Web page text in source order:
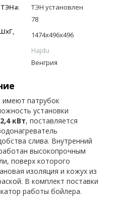
:
ТЭН установлен
78
1474x496x496
Hajdu
Венгрия
имеют патрубок
установки
2,4 кВт, поставляется
слива. Внутренний
высокопрочным
поверх которого
изоляция и кожух из
В комплект поставки
работы бойлера.